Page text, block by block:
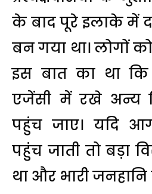
के बाद पूरे इलाके में
बन गया था। लोगों
इस बात का था
एजेंसी में रखे अन्य
पहुंच जाए। यदि
पहुंच जाती तो बड़ा
था और भारी